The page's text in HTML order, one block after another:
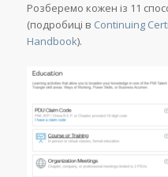
Розберемо кожен із 11
(подробиці в Continuing
Handbook).